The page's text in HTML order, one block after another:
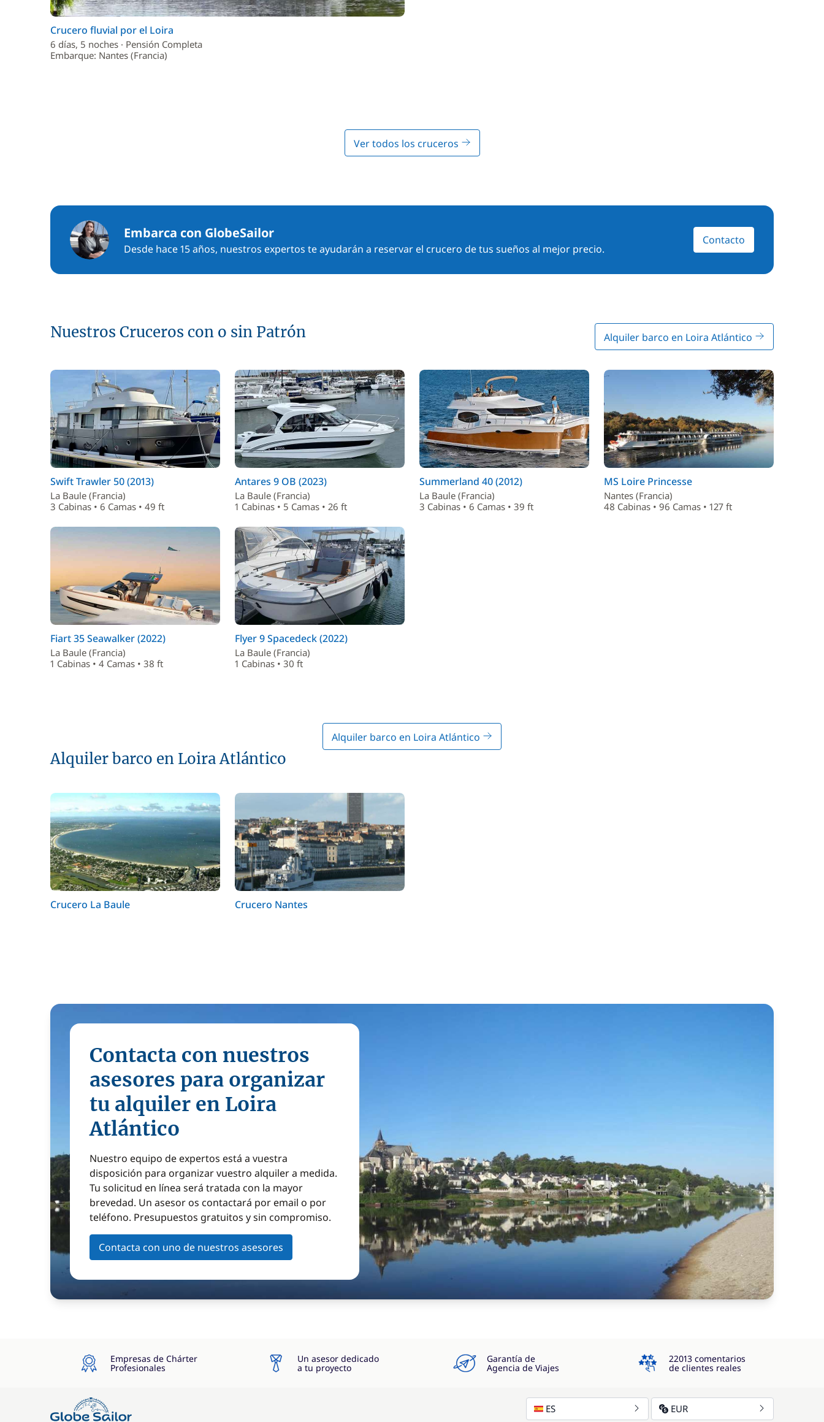
Crucero fluvial por el Loira
6 días, 5 noches · Pensión Completa
Embarque: Nantes (Francia)
Ver todos los cruceros
Embarca con GlobeSailor
Desde hace 15 años, nuestros expertos te ayudarán a reservar el crucero de tus sueños al mejor precio.
Contacto
Nuestros Cruceros con o sin Patrón Alquiler barco en Loira Atlántico
Swift Trawler 50 (2013)
La Baule (Francia)
3 Cabinas • 6 Camas • 49 ft
Antares 9 OB (2023)
La Baule (Francia)
1 Cabinas • 5 Camas • 26 ft
Summerland 40 (2012)
La Baule (Francia)
3 Cabinas • 6 Camas • 39 ft
MS Loire Princesse
Nantes (Francia)
48 Cabinas • 96 Camas • 127 ft
Fiart 35 Seawalker (2022)
La Baule (Francia)
1 Cabinas • 4 Camas • 38 ft
Flyer 9 Spacedeck (2022)
La Baule (Francia)
1 Cabinas • 30 ft
Alquiler barco en Loira Atlántico
Alquiler barco en Loira Atlántico
Crucero La Baule Crucero Nantes
Contacta con nuestros
asesores para organizar
tu alquiler en Loira
Atlántico
Nuestro equipo de expertos está a vuestra
disposición para organizar vuestro alquiler a medida.
Tu solicitud en línea será tratada con la mayor
brevedad. Un asesor os contactará por email o por
teléfono. Presupuestos gratuitos y sin compromiso.
Contacta con uno de nuestros asesores
Empresas de Chárter
Profesionales
Un asesor dedicado
a tu proyecto
Garantía de
Agencia de Viajes
4.3
22013 comentarios
de clientes reales
ES EUR